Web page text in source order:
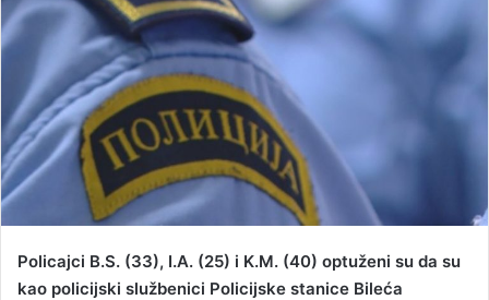
m
a
i
l
Policajci B.S. (33), I.A. (25) i K.M. (40) optuženi su da su
kao policijski službenici Policijske stanice Bileća